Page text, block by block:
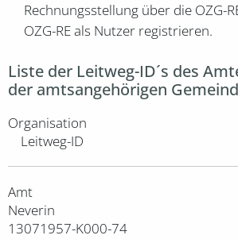
Rechnungsstellung über die OZG-
OZG-RE als Nutzer registrieren.
Liste der Leitweg-ID´s des
der amtsangehörigen
Leitweg-ID
Amt
13071957-K000-74